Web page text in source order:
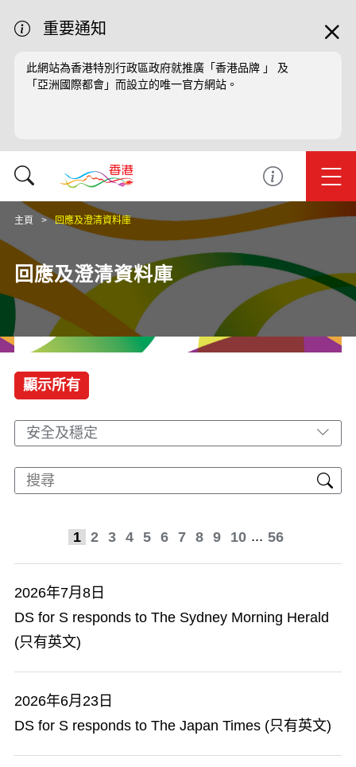
重要通知
此網站為香港特別行政區政府就推廣「香港品牌 」 及
「亞洲國際都會」而設立的唯一官方網站。
主頁 回應及澄清資料庫
回應及澄清資料庫
顯示所有
安全及穩定
1 2 3 4 5 6 7 8 9 10 ... 56
2026年7月8日
DS for S responds to The Sydney Morning Herald
(只有英文)
2026年6月23日
DS for S responds to The Japan Times (只有英文)